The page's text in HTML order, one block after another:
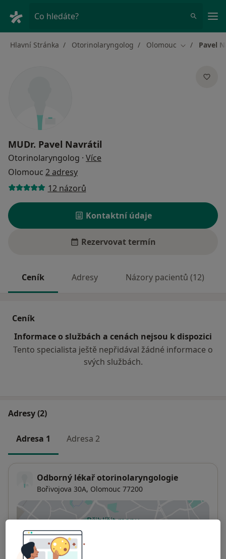
Co hledáte?
Hlavní Stránka Otorinolaryngolog Olomouc Změna města
Pavel
MUDr. Pavel Navrátil
Otorinolaryngolog · Více
Olomouc 2 adresy
12 názorů
Kontaktní údaje
Rezervovat termín
Ceník Adresy Názory pacientů (12)
Ceník
Informace o službách a cenách nejsou k dispozici
Tento specialista ještě nepřidával žádné informace o
svých službách.
Adresy (2)
Adresa 1 Adresa 2
Odborný lékař otorinolaryngologie
Bořivojova 30A, Olomouc 77200
Přiblížit mapu
Dostupnost
Na této adrese online kalendář není aktivní